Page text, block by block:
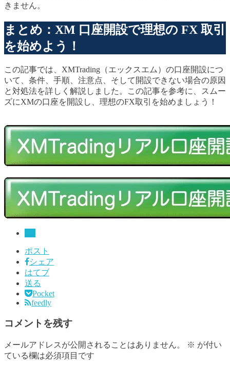
きません。
まとめ：XM 口座開設で理想の FX 取引
を始めよう！
この記事では、XMTrading（エックスエム）の口座開設につ
いて、条件、手順、注意点、そして開設できない場合の原因
と対処法を詳しく解説しました。この記事を参考に、スムー
ズにXMの口座を開設し、理想のFX取引を始めましょう！
ポスト
シェア
はてブ
送る
Pocket
feedly
コメントを残す
メールアドレスが公開されることはありません。 ※ が付い
ている欄は必須項目です